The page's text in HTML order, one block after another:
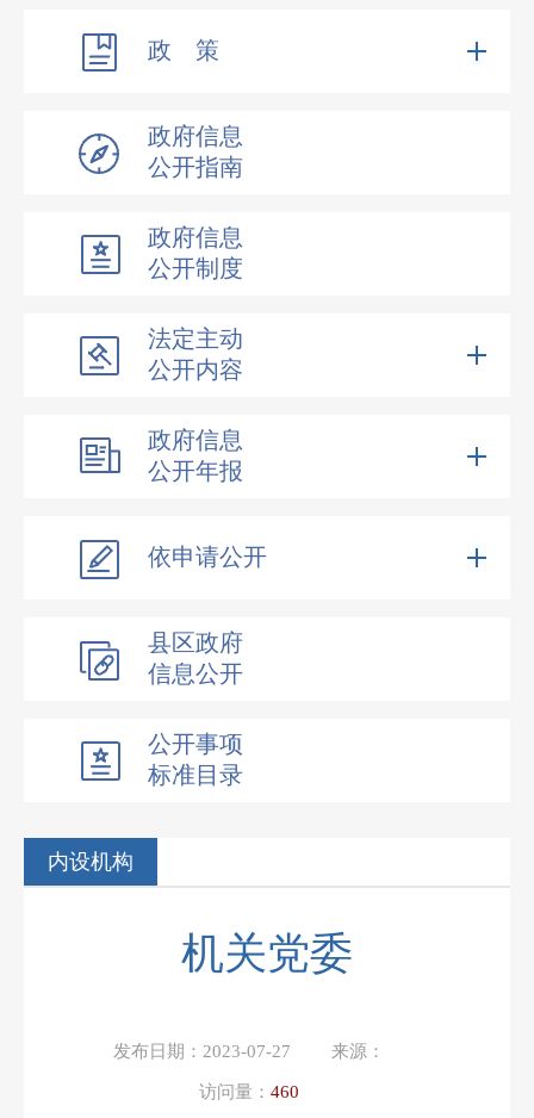
政 策
政府信息
公开指南
政府信息
公开制度
法定主动
公开内容
政府信息
公开年报
依申请公开
县区政府
信息公开
公开事项
标准目录
内设机构
机关党委
发布日期： 2023-07-27 来源：
访问量： 460